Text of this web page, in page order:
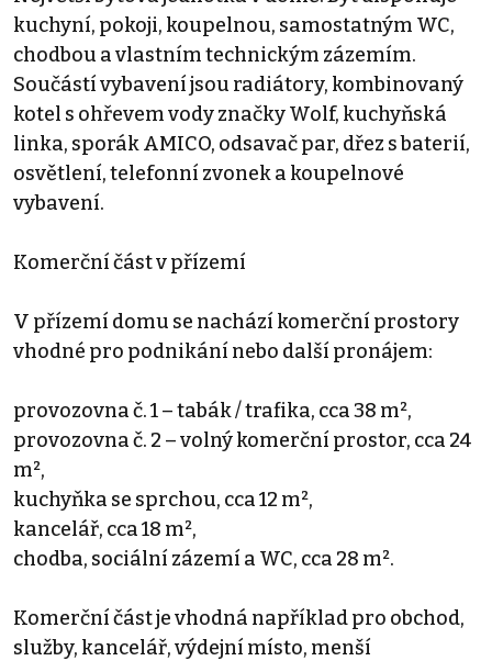
kuchyní, pokoji, koupelnou, samostatným WC,
chodbou a vlastním technickým zázemím.
Součástí vybavení jsou radiátory, kombinovaný
kotel s ohřevem vody značky Wolf, kuchyňská
linka, sporák AMICO, odsavač par, dřez s baterií,
osvětlení, telefonní zvonek a koupelnové
vybavení.
Komerční část v přízemí
V přízemí domu se nachází komerční prostory
vhodné pro podnikání nebo další pronájem:
provozovna č. 1 – tabák / trafika, cca 38 m²,
provozovna č. 2 – volný komerční prostor, cca 24
m²,
kuchyňka se sprchou, cca 12 m²,
kancelář, cca 18 m²,
chodba, sociální zázemí a WC, cca 28 m².
Komerční část je vhodná například pro obchod,
služby, kancelář, výdejní místo, menší